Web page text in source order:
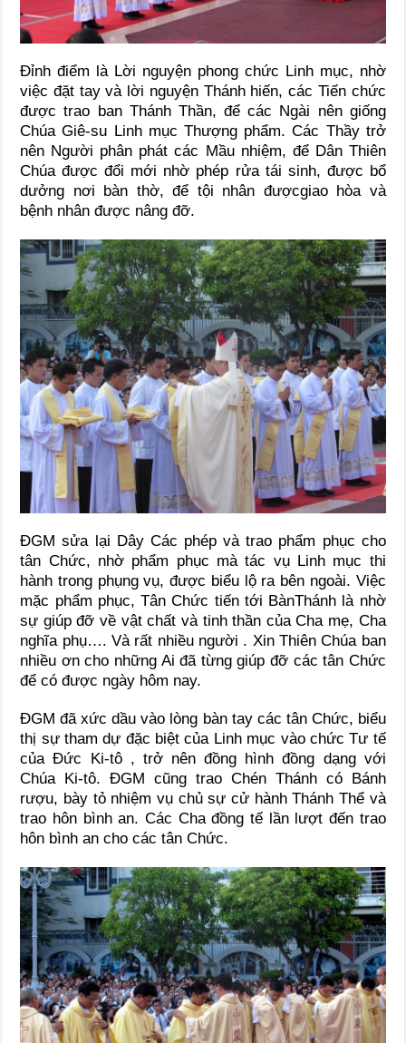
Đỉnh điểm là Lời nguyện phong chức Linh mục, nhờ
việc đặt tay và lời nguyện Thánh hiến, các Tiến chức
được trao ban Thánh Thần, để các Ngài nên giống
Chúa Giê-su Linh mục Thượng phẩm. Các Thầy trở
nên Người phân phát các Mầu nhiệm, để Dân Thiên
Chúa được đổi mới nhờ phép rửa tái sinh, được bổ
dưởng nơi bàn thờ, để tội nhân đượcgiao hòa và
bệnh nhân được nâng đỡ.
ĐGM sửa lại Dây Các phép và trao phẩm phục cho
tân Chức, nhờ phẩm phục mà tác vụ Linh mục thi
hành trong phụng vụ, được biểu lộ ra bên ngoài. Việc
mặc phẩm phục, Tân Chức tiến tới BànThánh là nhờ
sự giúp đỡ về vật chất và tinh thần của Cha mẹ, Cha
nghĩa phụ…. Và rất nhiều người . Xin Thiên Chúa ban
nhiều ơn cho những Ai đã từng giúp đỡ các tân Chức
để có được ngày hôm nay.
ĐGM đã xức dầu vào lòng bàn tay các tân Chức, biểu
thị sự tham dự đặc biệt của Linh mục vào chức Tư tế
của Đức Ki-tô , trở nên đồng hình đồng dạng với
Chúa Ki-tô. ĐGM cũng trao Chén Thánh có Bánh
rượu, bày tỏ nhiệm vụ chủ sự cử hành Thánh Thể và
trao hôn bình an. Các Cha đồng tế lần lượt đến trao
hôn bình an cho các tân Chức.